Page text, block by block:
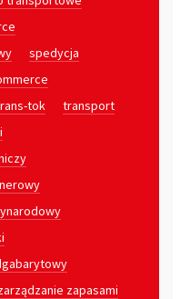
spedycja
tok
transport
zapasami